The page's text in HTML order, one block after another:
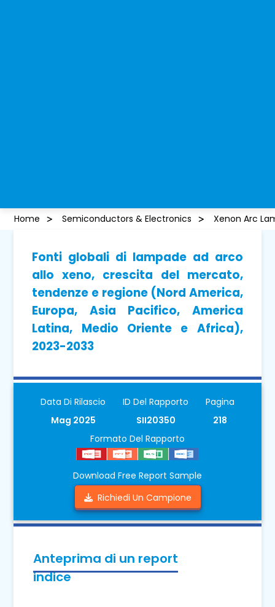
Home Semiconductors & Electronics Xenon Arc
Fonti globali di lampade ad arco
allo xeno, crescita del mercato,
tendenze e regione (Nord America,
Europa, Asia Pacifico, America
Latina, Medio Oriente e Africa),
2023-2033
Data Di Rilascio
Mag 2025
ID Del Rapporto
SII20350
Pagina
218
Formato Del Rapporto
Download Free Report Sample
Richiedi Un Campione
Anteprima di un report
indice